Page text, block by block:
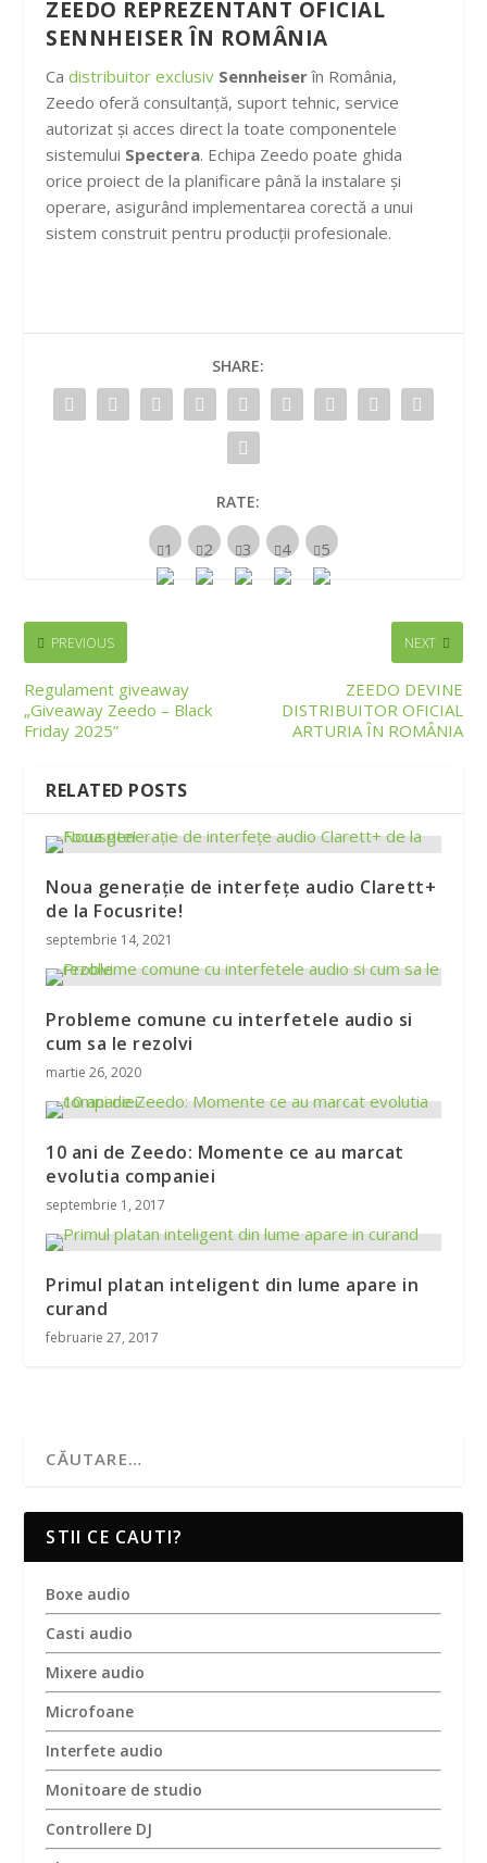
ZEEDO REPREZENTANT OFICIAL
SENNHEISER ÎN ROMÂNIA
Cadistribuitor exclusiv Sennheiserîn România,
Zeedo oferă consultanță, suport tehnic, service
autorizat și acces direct la toate componentele
sistemului Spectera. Echipa Zeedo poate ghida
orice proiect de la planificare până la instalare și
operare, asigurând implementarea corectă a unui
sistem construit pentru producții profesionale.
SHARE:
RATE:
PREVIOUS
Regulament giveaway
„Giveaway Zeedo – Black
Friday 2025”
NEXT
ZEEDO DEVINE
DISTRIBUITOR OFICIAL
ARTURIA ÎN ROMÂNIA
RELATED POSTS
Noua generație de interfețe audio Clarett+
de la Focusrite!
septembrie 14, 2021
Probleme comune cu interfetele audio si
cum sa le rezolvi
martie 26, 2020
10 ani de Zeedo: Momente ce au marcat
evolutia companiei
septembrie 1, 2017
Primul platan inteligent din lume apare in
curand
februarie 27, 2017
STII CE CAUTI?
Boxe audio
Casti audio
Mixere audio
Microfoane
Interfete audio
Monitoare de studio
Controllere DJ